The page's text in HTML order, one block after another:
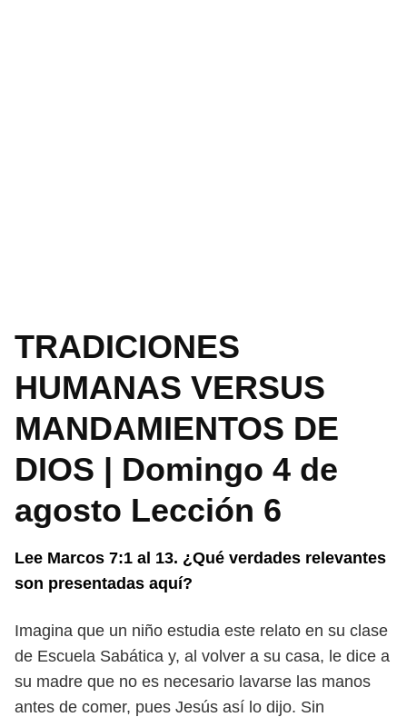
TRADICIONES
HUMANAS VERSUS
MANDAMIENTOS DE
DIOS | Domingo 4 de
agosto Lección 6
Lee Marcos 7:1 al 13. ¿Qué verdades relevantes
son presentadas aquí?
Imagina que un niño estudia este relato en su clase
de Escuela Sabática y, al volver a su casa, le dice a
su madre que no es necesario lavarse las manos
antes de comer, pues Jesús así lo dijo. Sin